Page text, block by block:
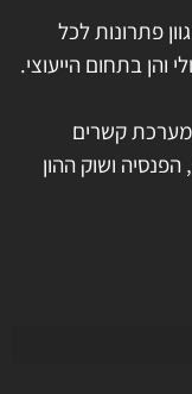
מספקת מגוון פתרונות לכל
והן בתחום הייעוצי.
קשרים
ושוק ההון